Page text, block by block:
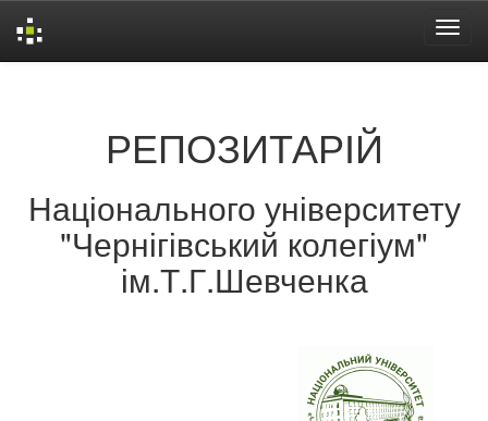
РЕПОЗИТАРІЙ
Національного університету
"Чернігівський колегіум"
ім.Т.Г.Шевченка